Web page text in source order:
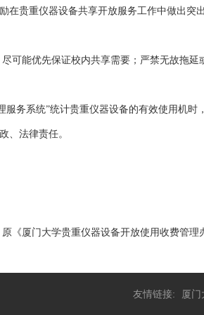
在贵重仪器设备共享开放服务工作中做出突
可能优先保证校内共享需要；严禁无故拖
服务系统”统计贵重仪器设备的有效使用机
、法律责任。
《厦门大学贵重仪器设备开放使用收费管理
友情链接: 厦